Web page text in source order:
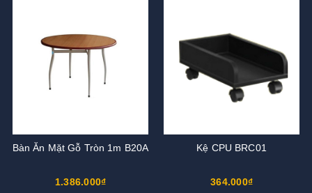
Bàn Ăn Mặt Gỗ Tròn 1m B20A
1.386.000₫
Kệ CPU BRC01
364.000₫